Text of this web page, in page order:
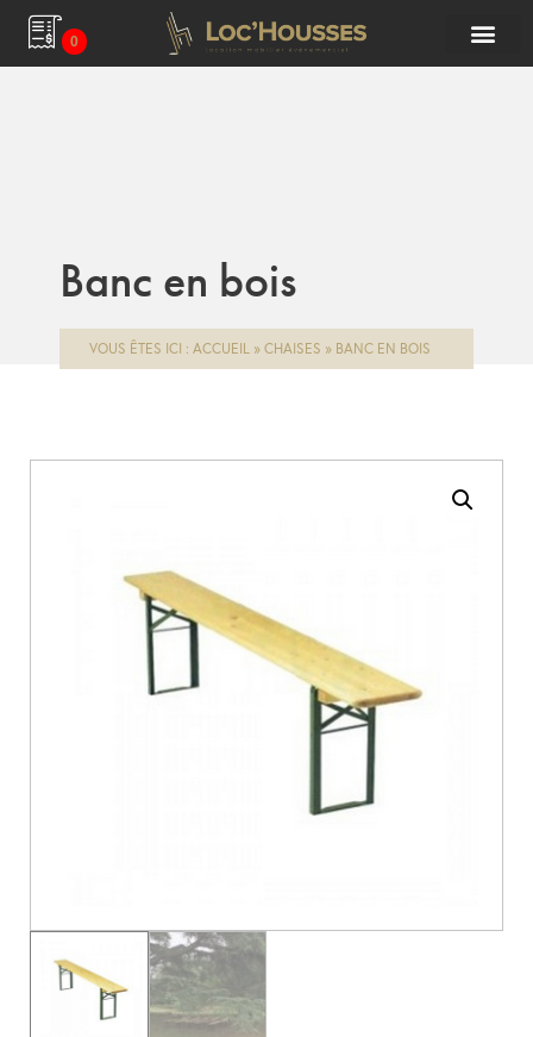
0
Banc en bois
VOUS ÊTES ICI : ACCUEIL » CHAISES » BANC EN BOIS